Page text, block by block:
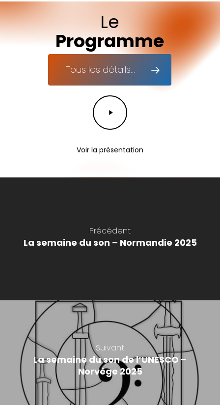
Le
Programme
Tous les détails...
Play
Video
Voir la présentation
Précédent
La semaine du son – Normandie 2025
Suivant
La semaine du son de l’UNESCO –
Norvège 2025